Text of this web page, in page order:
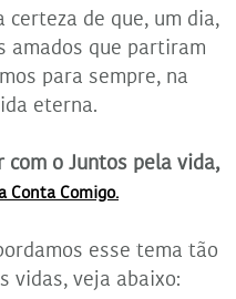
certeza de que, um dia,
amados que partiram
para sempre, na
eterna.
o Juntos pela vida,
Conta Comigo.
esse tema tão
vidas, veja abaixo: